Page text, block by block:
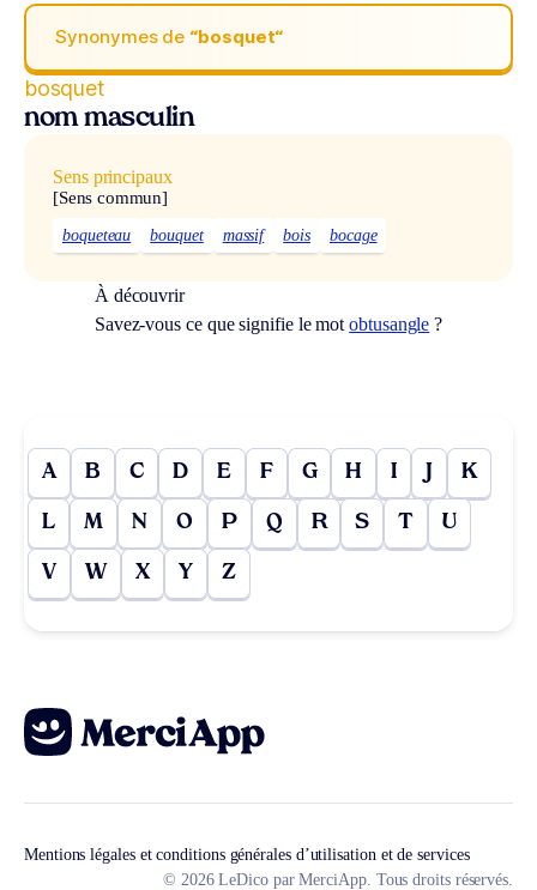
Synonymes de “bosquet“
bosquet
nom masculin
Sens principaux
[Sens commun]
boqueteau bouquet massif bois bocage
À découvrir
Savez-vous ce que signifie le motobtusangle ?
A B C D E F G H I J K
L M N O P Q R S T U
V W X Y Z
Mentions légales et conditions générales d’utilisation et de services
© 2026 LeDico par MerciApp. Tous droits réservés.